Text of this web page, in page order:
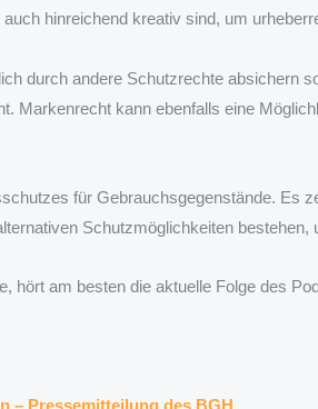
hinreichend kreativ sind, um
durch andere Schutzrechte absichern
Markenrecht kann ebenfalls eine
für Gebrauchsgegenstände. Es
Schutzmöglichkeiten
am besten die aktuelle Folge des